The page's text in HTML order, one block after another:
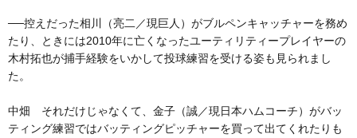
──控えだった相川（亮二／現巨人）がブルペンキャッチャーを務め
たり、ときには2010年に亡くなったユーティリティープレイヤーの
木村拓也が捕手経験をいかして投球練習を受ける姿も見られまし
た。
中畑 それだけじゃなくて、金子（誠／現日本ハムコーチ）がバッ
ティング練習ではバッティングピッチャーを買って出てくれたりも